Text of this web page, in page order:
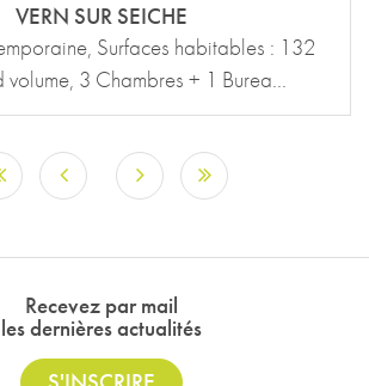
VERN SUR SEICHE
Surfaces habitables : 132
volume, 3 Chambres + 1 Burea...
Recevez par mail
les dernières actualités